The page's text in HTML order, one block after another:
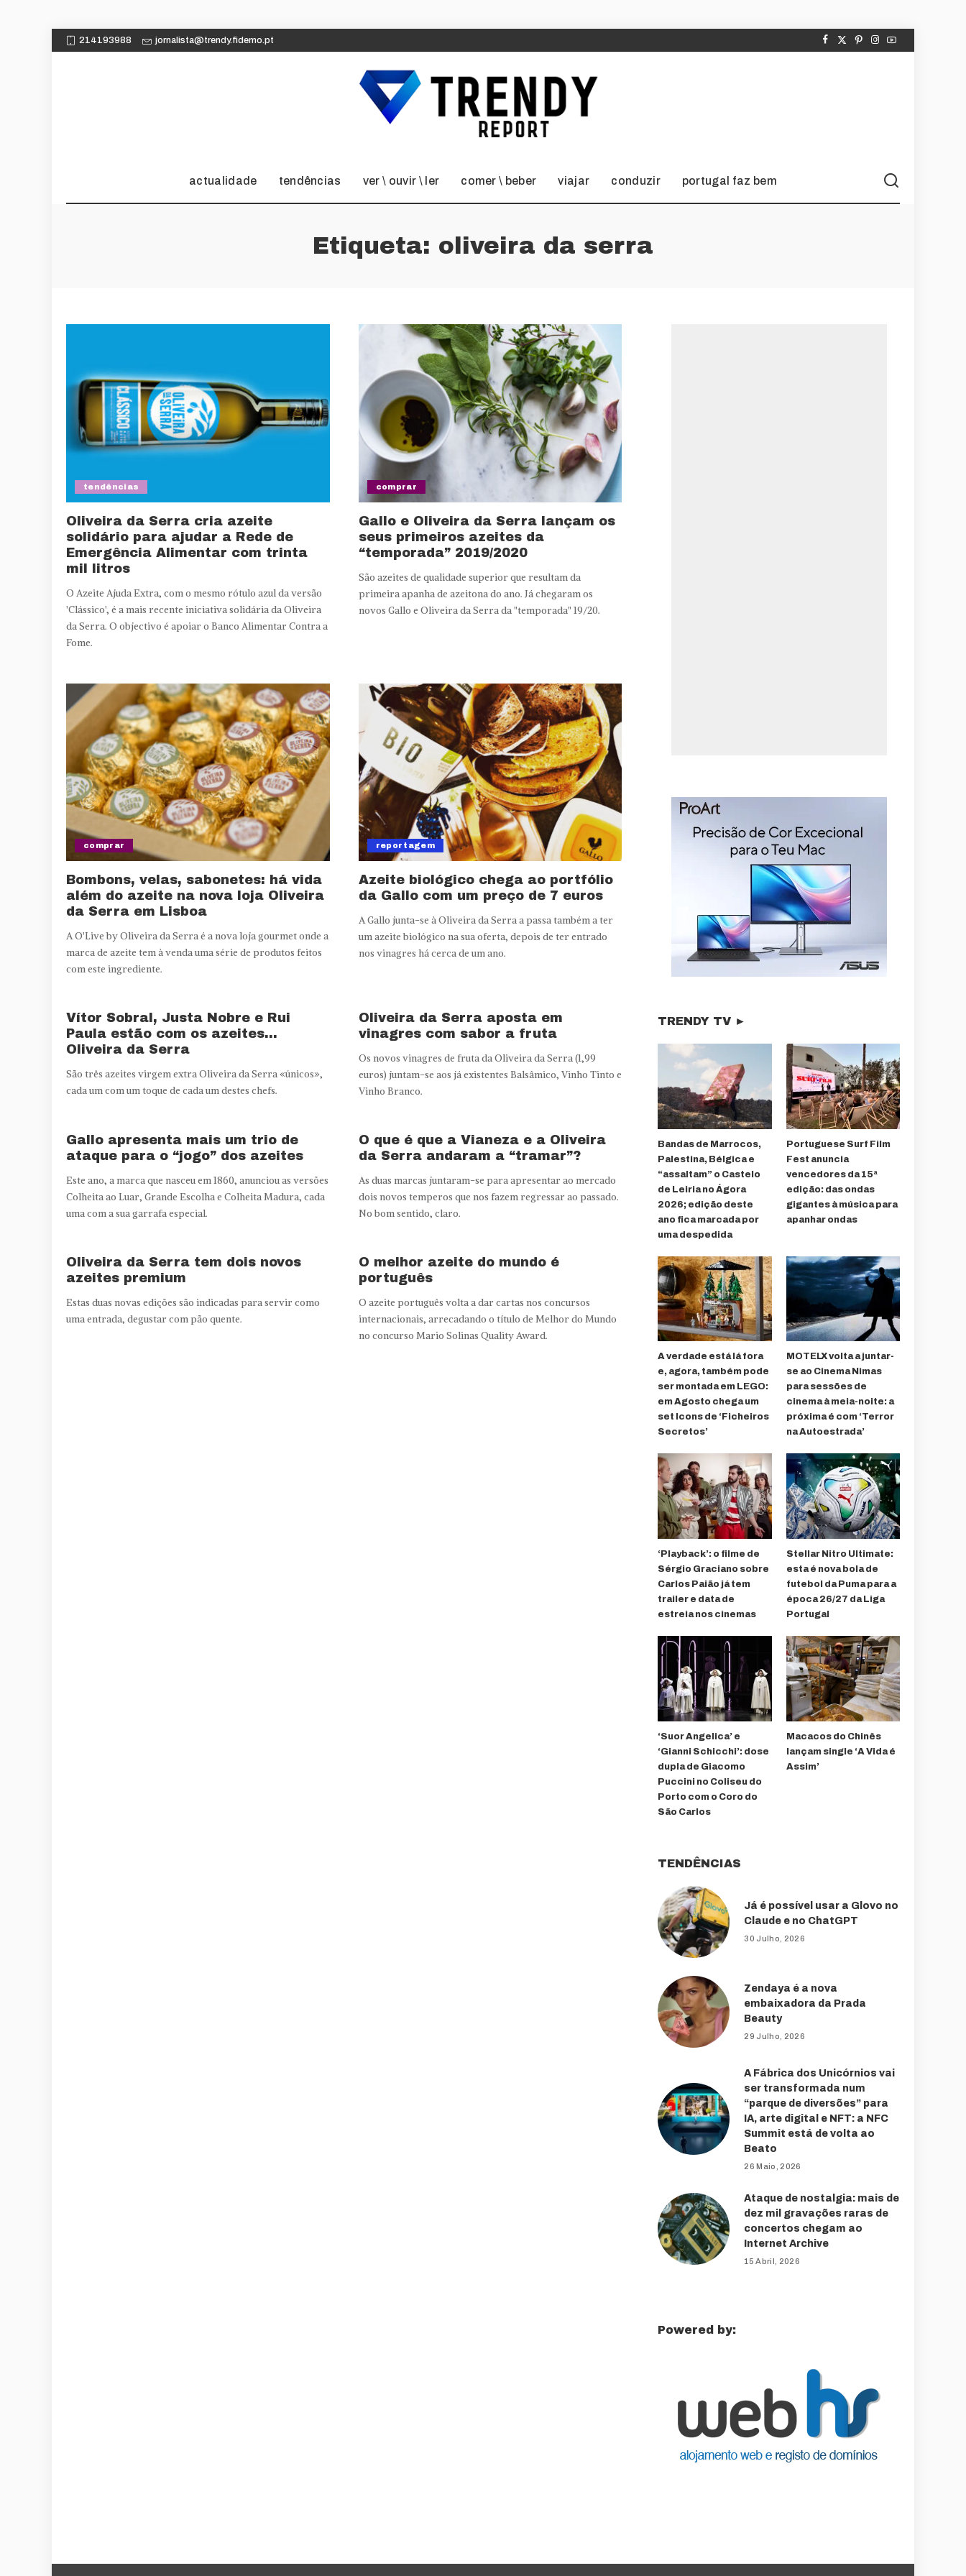
214193988 jornalista@trendy.fidemo.pt
actualidade tendências ver \ ouvir \ ler comer \ beber viajar conduzir portugal faz bem
Etiqueta: oliveira da serra
tendências
Oliveira da Serra cria azeite
solidário para ajudar a Rede de
Emergência Alimentar com trinta
mil litros
O Azeite Ajuda Extra, com o mesmo rótulo azul da versão
'Clássico', é a mais recente iniciativa solidária da Oliveira
da Serra. O objectivo é apoiar o Banco Alimentar Contra a
Fome.
comprar
Gallo e Oliveira da Serra lançam os
seus primeiros azeites da
“temporada” 2019/2020
São azeites de qualidade superior que resultam da
primeira apanha de azeitona do ano. Já chegaram os
novos Gallo e Oliveira da Serra da "temporada" 19/20.
comprar
Bombons, velas, sabonetes: há vida
além do azeite na nova loja Oliveira
da Serra em Lisboa
A O'Live by Oliveira da Serra é a nova loja gourmet onde a
marca de azeite tem à venda uma série de produtos feitos
com este ingrediente.
reportagem
Azeite biológico chega ao portfólio
da Gallo com um preço de 7 euros
A Gallo junta-se à Oliveira da Serra a passa também a ter
um azeite biológico na sua oferta, depois de ter entrado
nos vinagres há cerca de um ano.
Vítor Sobral, Justa Nobre e Rui
Paula estão com os azeites…
Oliveira da Serra
São três azeites virgem extra Oliveira da Serra «únicos»,
cada um com um toque de cada um destes chefs.
Oliveira da Serra aposta em
vinagres com sabor a fruta
Os novos vinagres de fruta da Oliveira da Serra (1,99
euros) juntam-se aos já existentes Balsâmico, Vinho Tinto e
Vinho Branco.
Gallo apresenta mais um trio de
ataque para o “jogo” dos azeites
Este ano, a marca que nasceu em 1860, anunciou as versões
Colheita ao Luar, Grande Escolha e Colheita Madura, cada
uma com a sua garrafa especial.
O que é que a Vianeza e a Oliveira
da Serra andaram a “tramar”?
As duas marcas juntaram-se para apresentar ao mercado
dois novos temperos que nos fazem regressar ao passado.
No bom sentido, claro.
Oliveira da Serra tem dois novos
azeites premium
Estas duas novas edições são indicadas para servir como
uma entrada, degustar com pão quente.
O melhor azeite do mundo é
português
O azeite português volta a dar cartas nos concursos
internacionais, arrecadando o título de Melhor do Mundo
no concurso Mario Solinas Quality Award.
TRENDY TV ►
Bandas de Marrocos,
Palestina, Bélgica e
“assaltam” o Castelo
de Leiria no Ágora
2026; edição deste
ano fica marcada por
uma despedida
Portuguese Surf Film
Fest anuncia
vencedores da 15ª
edição: das ondas
gigantes à música para
apanhar ondas
A verdade está lá fora
e, agora, também pode
ser montada em LEGO:
em Agosto chega um
set Icons de ‘Ficheiros
Secretos’
MOTELX volta a juntar-
se ao Cinema Nimas
para sessões de
cinema à meia-noite: a
próxima é com ‘Terror
na Autoestrada’
‘Playback’: o filme de
Sérgio Graciano sobre
Carlos Paião já tem
trailer e data de
estreia nos cinemas
Stellar Nitro Ultimate:
esta é nova bola de
futebol da Puma para a
época 26/27 da Liga
Portugal
‘Suor Angelica’ e
‘Gianni Schicchi’: dose
dupla de Giacomo
Puccini no Coliseu do
Porto com o Coro do
São Carlos
Macacos do Chinês
lançam single ‘A Vida é
Assim’
TENDÊNCIAS
Já é possível usar a Glovo no
Claude e no ChatGPT
30 Julho, 2026
Zendaya é a nova
embaixadora da Prada
Beauty
29 Julho, 2026
A Fábrica dos Unicórnios vai
ser transformada num
“parque de diversões” para
IA, arte digital e NFT: a NFC
Summit está de volta ao
Beato
26 Maio, 2026
Ataque de nostalgia: mais de
dez mil gravações raras de
concertos chegam ao
Internet Archive
15 Abril, 2026
Powered by: